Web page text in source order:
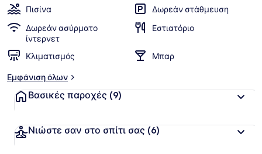
Πισίνα
Δωρεάν στάθμευση
Δωρεάν ασύρματο
ίντερνετ
Εστιατόριο
Κλιματισμός
Μπαρ
Εμφάνιση όλων
Βασικές παροχές (9)
Νιώστε σαν στο σπίτι σας (6)